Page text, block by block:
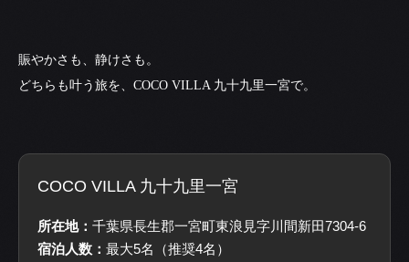
賑やかさも、静けさも。
どちらも叶う旅を、COCO VILLA 九十九里一宮で。
COCO VILLA 九十九里一宮
所在地： 千葉県長生郡一宮町東浪見字川間新田7304-6
宿泊人数： 最大5名（推奨4名）